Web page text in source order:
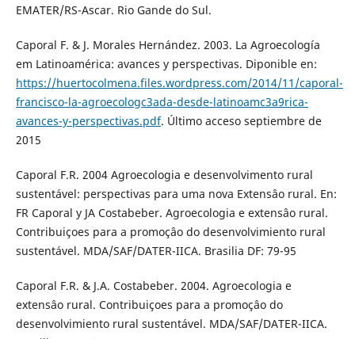
EMATER/RS-Ascar. Rio Gande do Sul.
Caporal F. & J. Morales Hernández. 2003. La Agroecología
em Latinoamérica: avances y perspectivas. Diponible en:
https://huertocolmena.files.wordpress.com/2014/11/caporal-
francisco-la-agroecologc3ada-desde-latinoamc3a9rica-
avances-y-perspectivas.pdf. Último acceso septiembre de
2015
Caporal F.R. 2004 Agroecologia e desenvolvimento rural
sustentável: perspectivas para uma nova Extensâo rural. En:
FR Caporal y JA Costabeber. Agroecologia e extensâo rural.
Contribuiçoes para a promoçâo do desenvolvimiento rural
sustentável. MDA/SAF/DATER-IICA. Brasilia DF: 79-95
Caporal F.R. & J.A. Costabeber. 2004. Agroecologia e
extensâo rural. Contribuiçoes para a promoçâo do
desenvolvimiento rural sustentável. MDA/SAF/DATER-IICA.